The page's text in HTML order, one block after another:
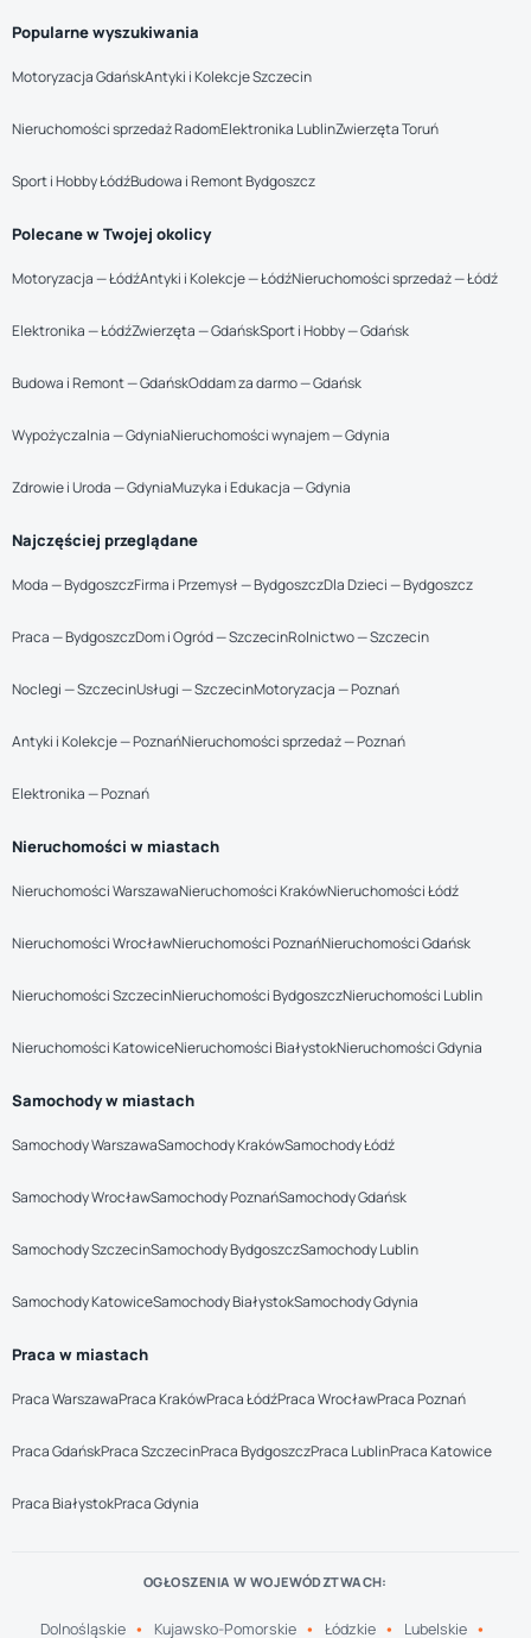
Popularne wyszukiwania
Motoryzacja GdańskAntyki i Kolekcje Szczecin
Nieruchomości sprzedaż RadomElektronika LublinZwierzęta Toruń
Sport i Hobby ŁódźBudowa i Remont Bydgoszcz
Polecane w Twojej okolicy
Motoryzacja — ŁódźAntyki i Kolekcje — ŁódźNieruchomości sprzedaż — Łódź
Elektronika — ŁódźZwierzęta — GdańskSport i Hobby — Gdańsk
Budowa i Remont — GdańskOddam za darmo — Gdańsk
Wypożyczalnia — GdyniaNieruchomości wynajem — Gdynia
Zdrowie i Uroda — GdyniaMuzyka i Edukacja — Gdynia
Najczęściej przeglądane
Moda — BydgoszczFirma i Przemysł — BydgoszczDla Dzieci — Bydgoszcz
Praca — BydgoszczDom i Ogród — SzczecinRolnictwo — Szczecin
Noclegi — SzczecinUsługi — SzczecinMotoryzacja — Poznań
Antyki i Kolekcje — PoznańNieruchomości sprzedaż — Poznań
Elektronika — Poznań
Nieruchomości w miastach
Nieruchomości WarszawaNieruchomości KrakówNieruchomości Łódź
Nieruchomości WrocławNieruchomości PoznańNieruchomości Gdańsk
Nieruchomości SzczecinNieruchomości BydgoszczNieruchomości Lublin
Nieruchomości KatowiceNieruchomości BiałystokNieruchomości Gdynia
Samochody w miastach
Samochody WarszawaSamochody KrakówSamochody Łódź
Samochody WrocławSamochody PoznańSamochody Gdańsk
Samochody SzczecinSamochody BydgoszczSamochody Lublin
Samochody KatowiceSamochody BiałystokSamochody Gdynia
Praca w miastach
Praca WarszawaPraca KrakówPraca ŁódźPraca WrocławPraca Poznań
Praca GdańskPraca SzczecinPraca BydgoszczPraca LublinPraca Katowice
Praca BiałystokPraca Gdynia
OGŁOSZENIA W WOJEWÓDZTWACH:
Dolnośląskie Kujawsko-Pomorskie Łódzkie Lubelskie